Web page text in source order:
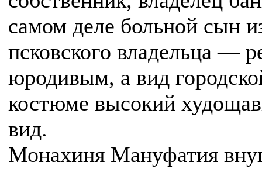
самом деле больной сын
псковского владельца —
юродивым, а вид
костюме высокий
вид.
Монахиня Мануфатия